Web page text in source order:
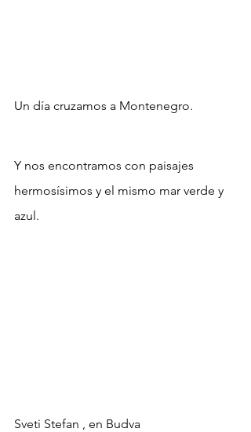
Un día cruzamos a Montenegro.
Y nos encontramos con paisajes
hermosísimos y el mismo mar verde y
azul.
Sveti Stefan , en Budva